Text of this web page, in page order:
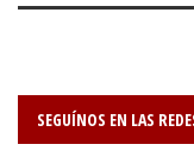
SEGUÍNOS EN LAS